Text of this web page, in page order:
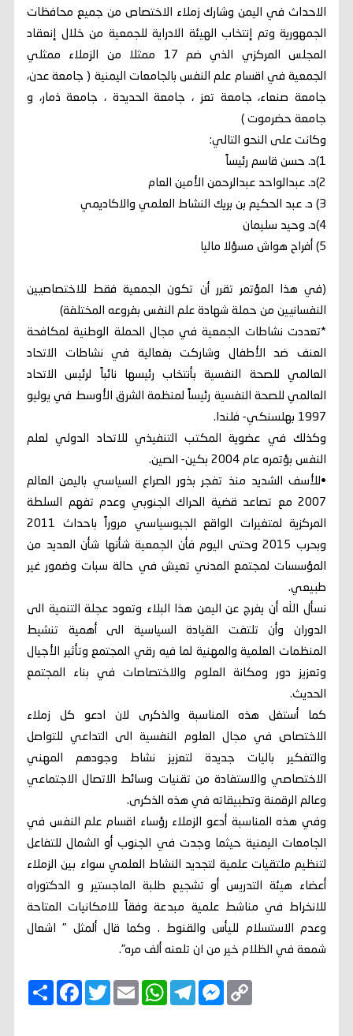
الاحداث في اليمن وشارك زملاء الاختصاص من جميع محافظات
الجمهورية وتم إنتخاب الهيئة الادراية للجمعية من خلال إنعقاد
المجلس المركزي الذي ضم 17 ممثلا من الزملاء ممثلي
الجمعية في اقسام علم النفس بالجامعات اليمنية ( جامعة عدن،
جامعة صنعاء، جامعة تعز ، جامعة الحديدة ، جامعة ذمار، و
جامعة حضرموت )
وكانت على النحو التالي:
1)د. حسن قاسم رئيساً
2)د. عبدالواحد عبدالرحمن الأمين العام
3) د. عبد الحكيم بن بريك النشاط العلمي والاكاديمي
4)د. وحيد سليمان
5) أفراح هواش مسؤلا ماليا
(في هذا المؤتمر تقرر أن تكون الجمعية فقط للاختصاصيين
النفسانيين من حملة شهادة علم النفس بفروعه المختلفة)
*تعددت نشاطات الجمعية في مجال الحملة الوطنية لمكافحة
العنف ضد الأطفال وشاركت بفعالية في نشاطات الاتحاد
العالمي للصحة النفسية بأنتخاب رئيسها نائباً لرئيس الاتحاد
العالمي للصحة النفسية رئيساً لمنظمة الشرق الأوسط في يوليو
1997 بهلسنكي- فلندا.
وكذلك في عضوية المكتب التنفيذي للاتحاد الدولي لعلم
النفس بؤتمره عام 2004 بكين- الصين.
•للأسف الشديد منذ تفجر بذور الصراع السياسي باليمن العالم
2007 مع تصاعد قضية الحراك الجنوبي وعدم تفهم السلطة
المركزية لمتغيرات الواقع الجيوسياسي مروراً باحداث 2011
وبحرب 2015 وحتى اليوم فأن الجمعية شأنها شأن العديد من
المؤسسات لمجتمع المدني تعيش في حالة سبات وضمور غير
طبيعي.
نسأل الله أن يفرج عن اليمن هذا البلاء وتعود عجلة التنمية الى
الدوران وأن تلتفت القيادة السياسية الى أهمية تنشيط
المنظمات العلمية والمهنية لما فيه رقي المجتمع وتأثير الأجيال
وتعزيز دور ومكانة العلوم والاختصاصات في بناء المجتمع
الحديث.
كما أستغل هذه المناسبة والذكرى لان ادعو كل زملاء
الاختصاص في مجال العلوم النفسية الى التداعي للتواصل
والتفكير باليات جديدة لتعزيز نشاط وجودهم المهني
الاختصاصي والاستفادة من تقنيات وسائط الاتصال الاجتماعي
وعالم الرقمنة وتطبيقاته في هذه الذكرى.
وفي هذه المناسبة أدعو الزملاء رؤساء اقسام علم النفس في
الجامعات اليمنية حيثما وجدت في الجنوب أو الشمال للتفاعل
لتنظيم ملتقيات علمية لتجديد النشاط العلمي سواء بين الزملاء
أعضاء هيئة التدريس أو تشجيع طلبة الماجستير و الدكتوراه
للانخراط في مناشط علمية مبدعة وفقاً للامكانيات المتاحة
وعدم الاستسلام لليأس والقنوط . وكما قال ألمثل " اشعال
شمعة في الظلام خير من ان تلعنه ألف مره".
ا
F
a
T
w
E
m
W
h
T
e
M
e
C
o